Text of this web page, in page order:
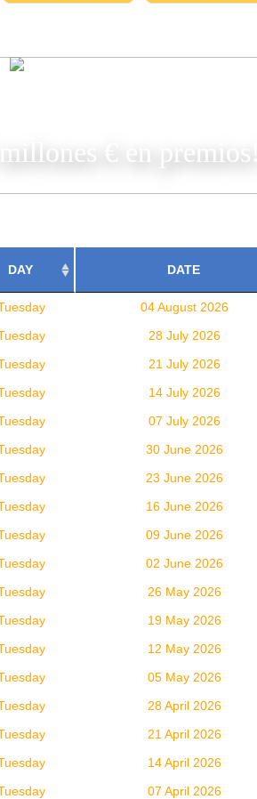
millones € en
DAY DATE
04 August 2026
28 July 2026
21 July 2026
14 July 2026
07 July 2026
30 June 2026
23 June 2026
16 June 2026
09 June 2026
02 June 2026
26 May 2026
19 May 2026
12 May 2026
05 May 2026
28 April 2026
21 April 2026
14 April 2026
07 April 2026